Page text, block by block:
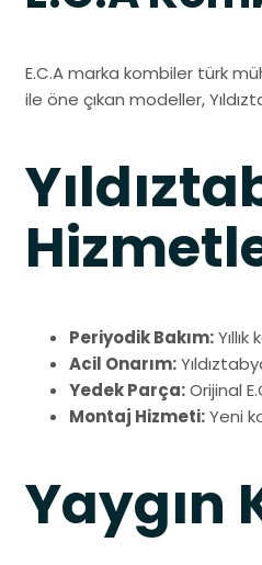
E.C.A marka kombiler türk
ile öne çıkan modeller,
Periyodik Bakım:
Acil Onarım:
Yedek Parça:Orijinal
Montaj Hizmeti:Yeni
Yaygın